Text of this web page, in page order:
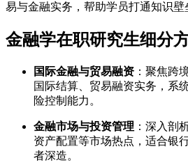
易与金融实务，帮助学员打通知识壁
金融学在职研究生细分
国际金融与贸易融资 ：聚焦跨
国际结算、贸易融资实务，系
险控制能力。
金融市场与投资管理 ：深入剖
资产配置等市场热点，适合银
者深造。